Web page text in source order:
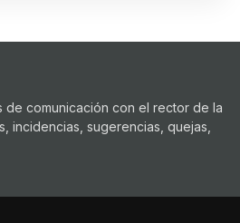
comunicación con el rector de la
incidencias, sugerencias, quejas,